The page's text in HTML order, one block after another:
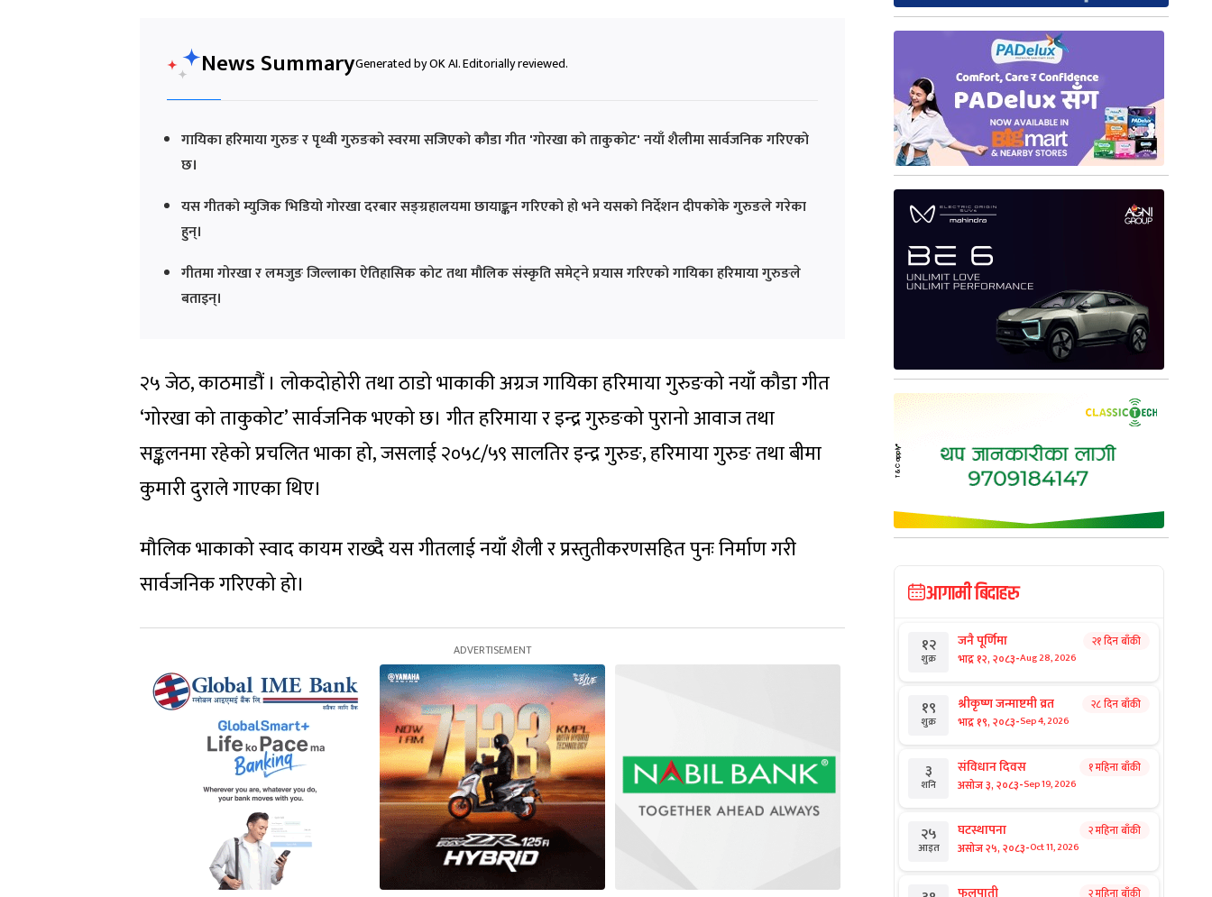
News SummaryGenerated by OK AI. Editorially reviewed.
गायिका हरिमाया गुरुङ र पृथ्वी गुरुङको स्वरमा सजिएको कौडा गीत 'गोरखा को ताकुकोट' नयाँ शैलीमा सार्वजनिक गरिएको
छ।
यस गीतको म्युजिक भिडियो गोरखा दरबार सङ्ग्रहालयमा छायाङ्कन गरिएको हो भने यसको निर्देशन दीपकोके गुरुङले गरेका
हुन्।
गीतमा गोरखा र लमजुङ जिल्लाका ऐतिहासिक कोट तथा मौलिक संस्कृति समेट्ने प्रयास गरिएको गायिका हरिमाया गुरुङले
बताइन्।
२५ जेठ, काठमाडौं । लोकदोहोरी तथा ठाडो भाकाकी अग्रज गायिका हरिमाया गुरुङको नयाँ कौडा गीत
‘गोरखा को ताकुकोट’ सार्वजनिक भएको छ। गीत हरिमाया र इन्द्र गुरुङको पुरानो आवाज तथा
सङ्कलनमा रहेको प्रचलित भाका हो, जसलाई २०५८/५९ सालतिर इन्द्र गुरुङ, हरिमाया गुरुङ तथा बीमा
कुमारी दुराले गाएका थिए।
मौलिक भाकाको स्वाद कायम राख्दै यस गीतलाई नयाँ शैली र प्रस्तुतीकरणसहित पुनः निर्माण गरी
सार्वजनिक गरिएको हो।
आगामी बिदाहरु
१२
शुक्र
जनै पूर्णिमा
भाद्र १२, २०८३-Aug 28, 2026
२१ दिन बाँकी
१९
शुक्र
श्रीकृष्ण जन्माष्टमी व्रत
भाद्र १९, २०८३-Sep 4, 2026
२८ दिन बाँकी
३
शनि
संविधान दिवस
असोज ३, २०८३-Sep 19, 2026
१ महिना बाँकी
२५
आइत
घटस्थापना
असोज २५, २०८३-Oct 11, 2026
२ महिना बाँकी